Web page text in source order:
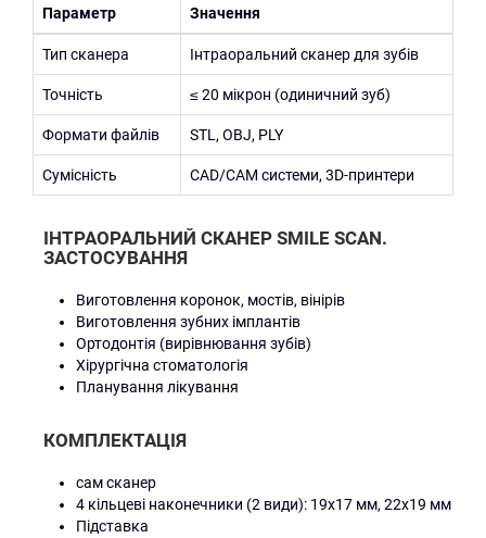
Параметр Значення
Тип сканера Інтраоральний сканер для зубів
Точність ≤ 20 мікрон (одиничний зуб)
Формати файлів STL, OBJ, PLY
Сумісність CAD/CAM системи, 3D-принтери
ІНТРАОРАЛЬНИЙ СКАНЕР SMILE SCAN.
ЗАСТОСУВАННЯ
Виготовлення коронок, мостів, вінірів
Виготовлення зубних імплантів
Ортодонтія (вирівнювання зубів)
Хірургічна стоматологія
Планування лікування
КОМПЛЕКТАЦІЯ
сам сканер
4 кільцеві наконечники (2 види): 19х17 мм, 22х19 мм
Підставка